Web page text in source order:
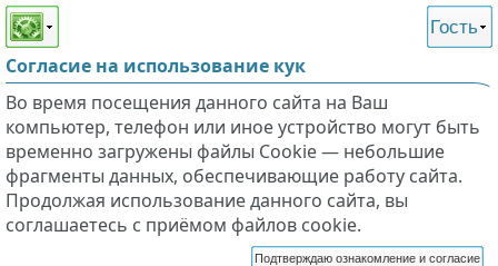
Этот сайт поддерживает
слабовидящих
Гость
Согласие на использование кук
Во время посещения данного сайта на Ваш
компьютер, телефон или иное устройство могут быть
временно загружены файлы Cookie — небольшие
фрагменты данных, обеспечивающие работу сайта.
Продолжая использование данного сайта, вы
соглашаетесь с приёмом файлов cookie.
Подтверждаю ознакомление и согласие